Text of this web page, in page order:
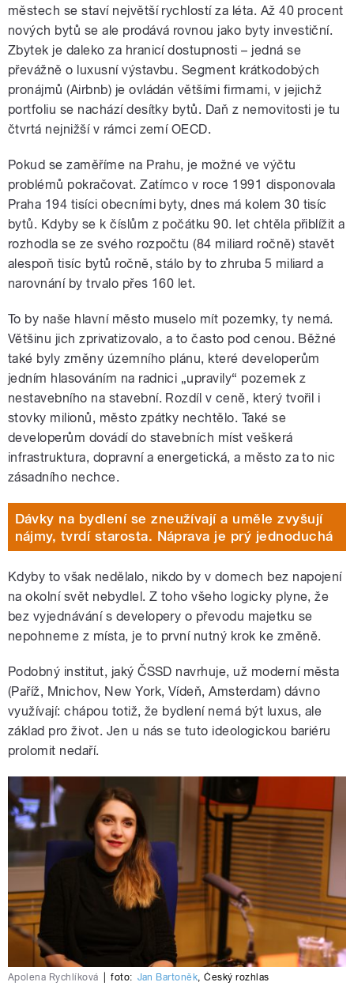
městech se staví největší rychlostí za léta. Až 40 procent
nových bytů se ale prodává rovnou jako byty investiční.
Zbytek je daleko za hranicí dostupnosti – jedná se
převážně o luxusní výstavbu. Segment krátkodobých
pronájmů (Airbnb) je ovládán většími firmami, v jejichž
portfoliu se nachází desítky bytů. Daň z nemovitosti je tu
čtvrtá nejnižší v rámci zemí OECD.
Pokud se zaměříme na Prahu, je možné ve výčtu
problémů pokračovat. Zatímco v roce 1991 disponovala
Praha 194 tisíci obecními byty, dnes má kolem 30 tisíc
bytů. Kdyby se k číslům z počátku 90. let chtěla přiblížit a
rozhodla se ze svého rozpočtu (84 miliard ročně) stavět
alespoň tisíc bytů ročně, stálo by to zhruba 5 miliard a
narovnání by trvalo přes 160 let.
To by naše hlavní město muselo mít pozemky, ty nemá.
Většinu jich zprivatizovalo, a to často pod cenou. Běžné
také byly změny územního plánu, které developerům
jedním hlasováním na radnici „upravily“ pozemek z
nestavebního na stavební. Rozdíl v ceně, který tvořil i
stovky milionů, město zpátky nechtělo. Také se
developerům dovádí do stavebních míst veškerá
infrastruktura, dopravní a energetická, a město za to nic
zásadního nechce.
Dávky na bydlení se zneužívají a uměle zvyšují
nájmy, tvrdí starosta. Náprava je prý jednoduchá
Kdyby to však nedělalo, nikdo by v domech bez napojení
na okolní svět nebydlel. Z toho všeho logicky plyne, že
bez vyjednávání s developery o převodu majetku se
nepohneme z místa, je to první nutný krok ke změně.
Podobný institut, jaký ČSSD navrhuje, už moderní města
(Paříž, Mnichov, New York, Vídeň, Amsterdam) dávno
využívají: chápou totiž, že bydlení nemá být luxus, ale
základ pro život. Jen u nás se tuto ideologickou bariéru
prolomit nedaří.
Apolena Rychlíková foto: Jan Bartoněk,Český rozhlas